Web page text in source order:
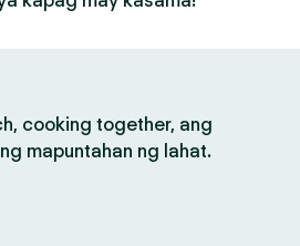
cooking together, ang
mapuntahan ng lahat.